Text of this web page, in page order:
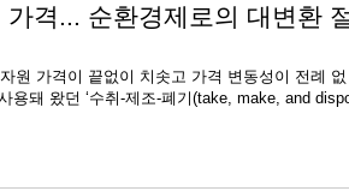
격... 순환경제로의 대변환
가격이 끝없이 치솟고 가격 변동성이 전례 없
용돼 왔던 ‘수취-제조-폐기(take, make, and